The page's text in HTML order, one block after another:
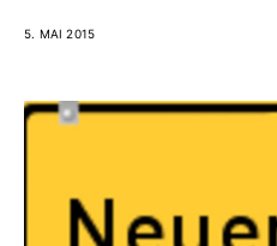
5. MAI 2015